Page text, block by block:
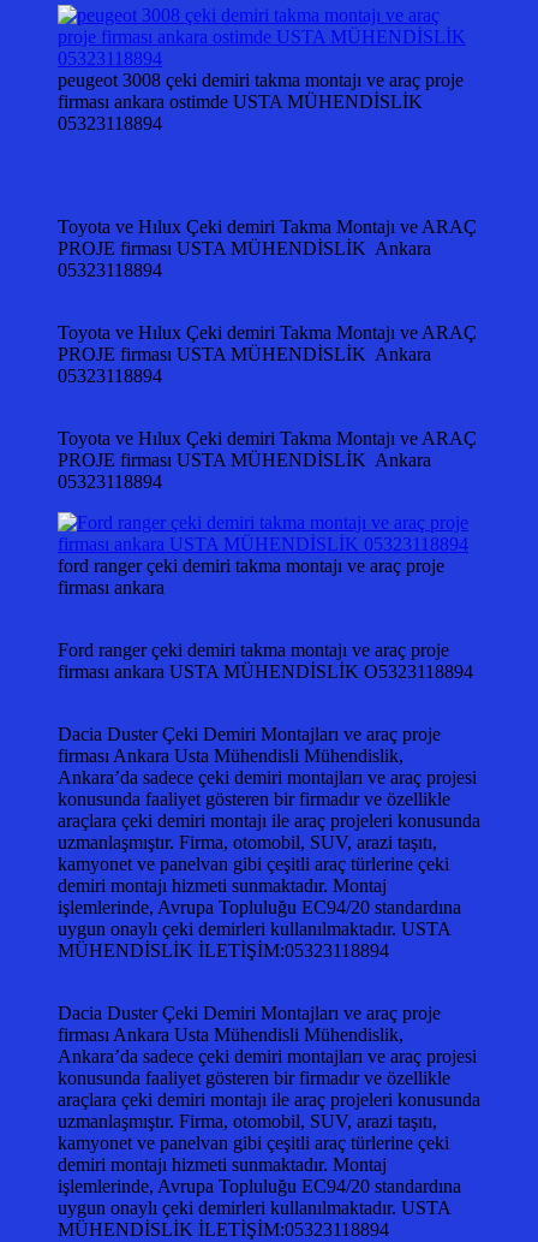
peugeot 3008 çeki demiri takma montajı ve araç proje
firması ankara ostimde USTA MÜHENDİSLİK
05323118894
Toyota ve Hılux Çeki demiri Takma Montajı ve ARAÇ
PROJE firması USTA MÜHENDİSLİK Ankara
05323118894
Toyota ve Hılux Çeki demiri Takma Montajı ve ARAÇ
PROJE firması USTA MÜHENDİSLİK Ankara
05323118894
Toyota ve Hılux Çeki demiri Takma Montajı ve ARAÇ
PROJE firması USTA MÜHENDİSLİK Ankara
05323118894
ford ranger çeki demiri takma montajı ve araç proje
firması ankara
Ford ranger çeki demiri takma montajı ve araç proje
firması ankara USTA MÜHENDİSLİK O5323118894
Dacia Duster Çeki Demiri Montajları ve araç proje
firması Ankara Usta Mühendisli Mühendislik,
Ankara’da sadece çeki demiri montajları ve araç projesi
konusunda faaliyet gösteren bir firmadır ve özellikle
araçlara çeki demiri montajı ile araç projeleri konusunda
uzmanlaşmıştır. Firma, otomobil, SUV, arazi taşıtı,
kamyonet ve panelvan gibi çeşitli araç türlerine çeki
demiri montajı hizmeti sunmaktadır. Montaj
işlemlerinde, Avrupa Topluluğu EC94/20 standardına
uygun onaylı çeki demirleri kullanılmaktadır. USTA
MÜHENDİSLİK İLETİŞİM:05323118894
Dacia Duster Çeki Demiri Montajları ve araç proje
firması Ankara Usta Mühendisli Mühendislik,
Ankara’da sadece çeki demiri montajları ve araç projesi
konusunda faaliyet gösteren bir firmadır ve özellikle
araçlara çeki demiri montajı ile araç projeleri konusunda
uzmanlaşmıştır. Firma, otomobil, SUV, arazi taşıtı,
kamyonet ve panelvan gibi çeşitli araç türlerine çeki
demiri montajı hizmeti sunmaktadır. Montaj
işlemlerinde, Avrupa Topluluğu EC94/20 standardına
uygun onaylı çeki demirleri kullanılmaktadır. USTA
MÜHENDİSLİK İLETİŞİM:05323118894